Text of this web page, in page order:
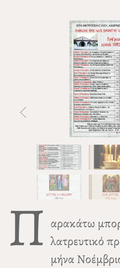
Π αρακάτω
λατρευτικό
μήνα